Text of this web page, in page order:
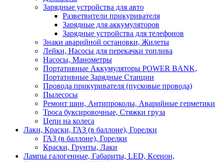
Зарядные устройства для авто
Разветвители прикуривателя
Зарядные для аккумуляторов
Зарядные устройства для телефонов
Знаки аварийной остановки, Жилеты
Лейки, Насосы для перекачки топлива
Насосы, Манометры
Портативные Аккумуляторы POWER BANK,
Портативные Зарядные Станции
Провода прикуривателя (пусковые провода)
Пылесосы
Ремонт шин, Антипроколы, Аварийные герметики
Троса буксировочные, Стяжки груза
Цепи на колеса
Лаки, Краски, ГАЗ (в баллоне), Горелки
ГАЗ (в баллоне), Горелки
Краски, Грунты, Лаки
Лампы галогенные, Габариты, LED, Ксенон,